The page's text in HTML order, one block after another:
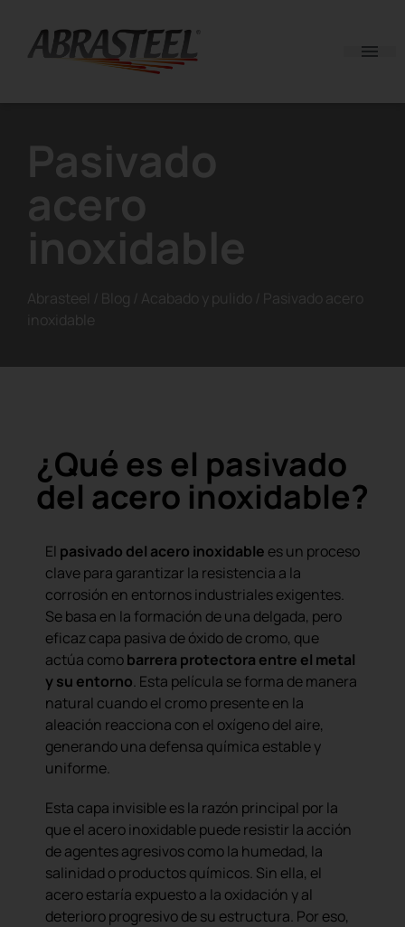
Pasivado
acero
inoxidable
Abrasteel / Blog / Acabado y pulido / Pasivado acero
inoxidable
¿Qué es el pasivado
del acero inoxidable?
El pasivado del acero inoxidable es un proceso
clave para garantizar la resistencia a la
corrosión en entornos industriales exigentes.
Se basa en la formación de una delgada, pero
eficaz capa pasiva de óxido de cromo, que
actúa comobarrera protectora entre el metal
y su entorno. Esta película se forma de manera
natural cuando el cromo presente en la
aleación reacciona con el oxígeno del aire,
generando una defensa química estable y
uniforme.
Esta capa invisible es la razón principal por la
que el acero inoxidable puede resistir la acción
de agentes agresivos como la humedad, la
salinidad o productos químicos. Sin ella, el
acero estaría expuesto a la oxidación y al
deterioro progresivo de su estructura. Por eso,